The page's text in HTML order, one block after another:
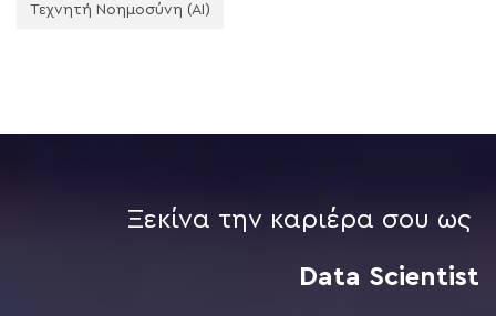
Τεχνητή Νοημοσύνη (AI)
Ξεκίνα την καριέρα σου ως
Data Scientist